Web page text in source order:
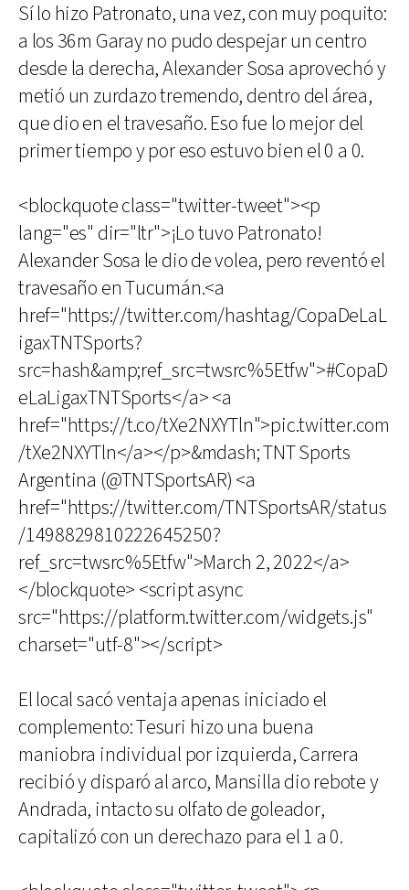
Sí lo hizo Patronato, una vez, con muy poquito:
a los 36m Garay no pudo despejar un centro
desde la derecha, Alexander Sosa aprovechó y
metió un zurdazo tremendo, dentro del área,
que dio en el travesaño. Eso fue lo mejor del
primer tiempo y por eso estuvo bien el 0 a 0.
<blockquote class="twitter-tweet"><p
lang="es" dir="ltr">¡Lo tuvo Patronato!
Alexander Sosa le dio de volea, pero reventó el
travesaño en Tucumán.<a
href="https://twitter.com/hashtag/CopaDeLaL
igaxTNTSports?
src=hash&amp;ref_src=twsrc%5Etfw">#CopaD
eLaLigaxTNTSports</a> <a
href="https://t.co/tXe2NXYTln">pic.twitter.com
/tXe2NXYTln</a></p>&mdash; TNT Sports
Argentina (@TNTSportsAR) <a
href="https://twitter.com/TNTSportsAR/status
/1498829810222645250?
ref_src=twsrc%5Etfw">March 2, 2022</a>
</blockquote> <script async
src="https://platform.twitter.com/widgets.js"
charset="utf-8"></script>
El local sacó ventaja apenas iniciado el
complemento: Tesuri hizo una buena
maniobra individual por izquierda, Carrera
recibió y disparó al arco, Mansilla dio rebote y
Andrada, intacto su olfato de goleador,
capitalizó con un derechazo para el 1 a 0.